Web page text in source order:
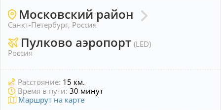
Московский район
Санкт-Петербург, Россия
Пулково аэропорт (LED)
Россия
Расстояние: 15 км.
Время в пути: 30 минут
Маршрут на карте